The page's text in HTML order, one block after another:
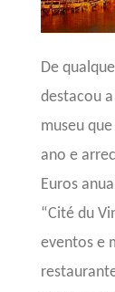
De
destacou
museu que
ano e
Euros
“Cité du
eventos e